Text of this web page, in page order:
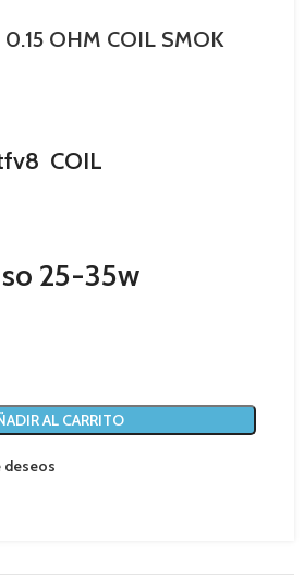
OHM COIL SMOK
COIL
25-35w
AL CARRITO
deseos